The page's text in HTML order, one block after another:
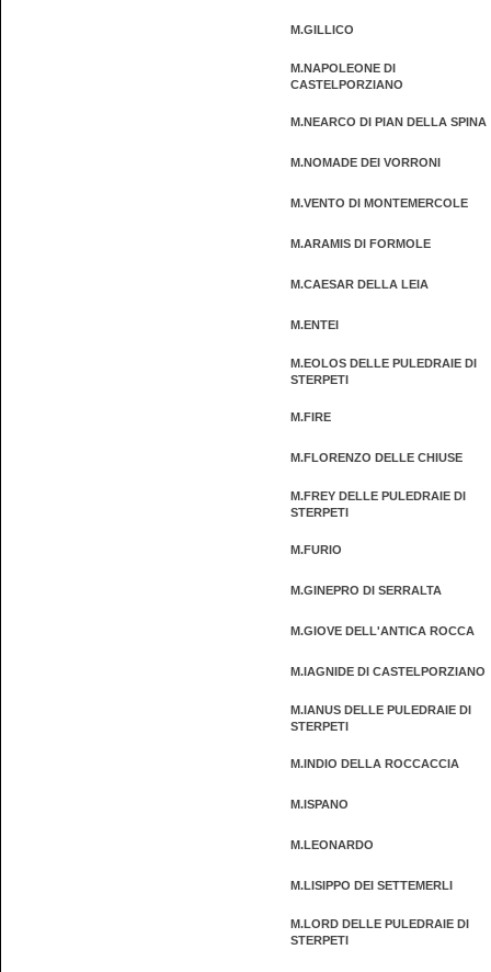
M.GILLICO
M.NAPOLEONE DI
CASTELPORZIANO
M.NEARCO DI PIAN DELLA SPINA
M.NOMADE DEI VORRONI
M.VENTO DI MONTEMERCOLE
M.ARAMIS DI FORMOLE
M.CAESAR DELLA LEIA
M.ENTEI
M.EOLOS DELLE PULEDRAIE DI
STERPETI
M.FIRE
M.FLORENZO DELLE CHIUSE
M.FREY DELLE PULEDRAIE DI
STERPETI
M.FURIO
M.GINEPRO DI SERRALTA
M.GIOVE DELL'ANTICA ROCCA
M.IAGNIDE DI CASTELPORZIANO
M.IANUS DELLE PULEDRAIE DI
STERPETI
M.INDIO DELLA ROCCACCIA
M.ISPANO
M.LEONARDO
M.LISIPPO DEI SETTEMERLI
M.LORD DELLE PULEDRAIE DI
STERPETI